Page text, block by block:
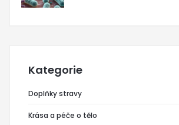
Kategorie
Doplňky stravy
Krása a péče o tělo